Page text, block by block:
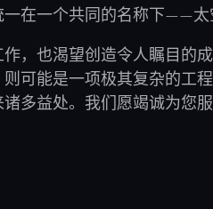
一在一个共同的名称下——
，也渴望创造令人瞩目的
可能是一项极其复杂的工
多益处。我们愿竭诚为您